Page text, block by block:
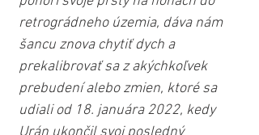
retrográdneho územia, dáva nám
šancu znova chytiť dych a
prekalibrovať sa z akýchkoľvek
prebudení alebo zmien, ktoré sa
udiali od 18. januára 2022, kedy